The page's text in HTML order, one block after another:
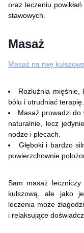
oraz leczeniu
stawowych.
Masaż
Masaż na rwę kulszową
Rozluźnia mięśnie,
bólu i utrudniać terapię.
Masaż prowadzi do
naturalnie, lecz
nodze i plecach.
Głęboki i bardzo
powierzchownie
Sam masaż
kulszową, ale jako
leczenia może
i relaksujące